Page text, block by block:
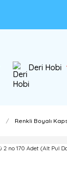
Deri Hobi
Renkli Boyalı